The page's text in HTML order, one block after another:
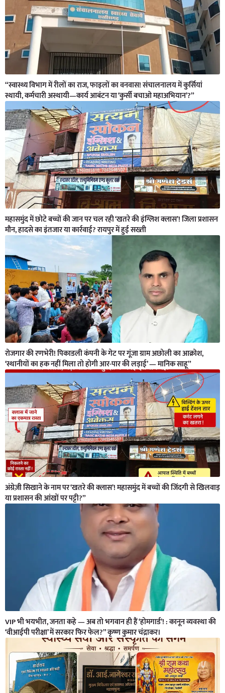
“स्वास्थ्य विभाग में रीलों का राज, फाइलों का वनवास! संचालनालय में कुर्सियां
स्थायी, कर्मचारी अस्थायी—कार्य आबंटन या ‘कुर्सी बचाओ महाअभियान’?”
महासमुंद में छोटे बच्चों की जान पर चल रही ‘खतरे की इंग्लिश क्लास’! जिला प्रशासन
मौन, हादसे का इंतजार या कार्रवाई? रायपुर में हुई सख्ती
रोजगार की रणभेरी! पिकाडली कंपनी के गेट पर गूंजा ग्राम अछोली का आक्रोश,
‘स्थानीयों का हक नहीं मिला तो होगी आर-पार की लड़ाई’ — मानिक साहू”
अंग्रेज़ी सिखाने के नाम पर ‘खतरे की क्लास’! महासमुंद में बच्चों की जिंदगी से खिलवाड़
या प्रशासन की आंखों पर पट्टी?”
VIP भी भयभीत, जनता कहे — अब तो भगवान ही हैं ‘होमगार्ड’! : कानून व्यवस्था की
‘वीआईपी परीक्षा’ में सरकार फिर फेल?” कृष्ण कुमार चंद्राकर।